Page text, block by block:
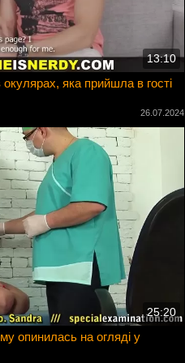
13:10
яка прийшла в гості
26.07.2024
25:20
опинилась на огляді у